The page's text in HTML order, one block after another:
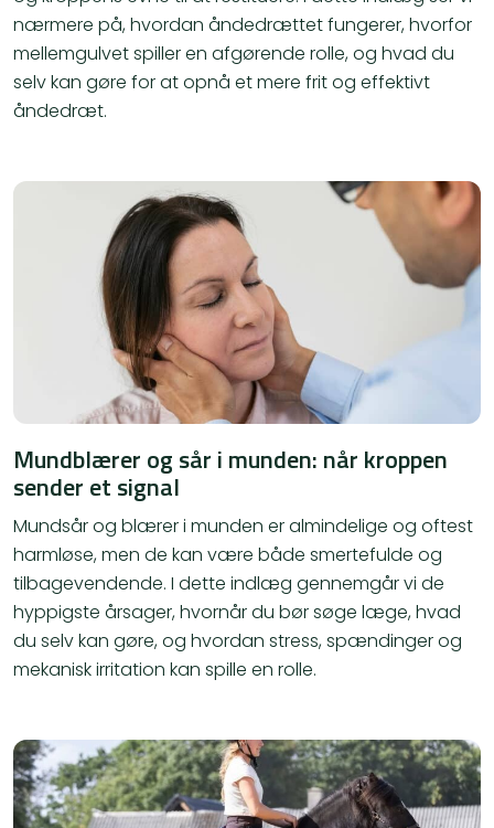
nærmere på, hvordan åndedrættet fungerer, hvorfor
mellemgulvet spiller en afgørende rolle, og hvad du
selv kan gøre for at opnå et mere frit og effektivt
åndedræt.
Mundblærer og sår i munden: når kroppen
sender et signal
Mundsår og blærer i munden er almindelige og oftest
harmløse, men de kan være både smertefulde og
tilbagevendende. I dette indlæg gennemgår vi de
hyppigste årsager, hvornår du bør søge læge, hvad
du selv kan gøre, og hvordan stress, spændinger og
mekanisk irritation kan spille en rolle.